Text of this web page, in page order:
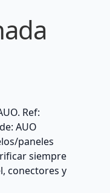
Ref:
AUO
paneles
siempre
conectores y